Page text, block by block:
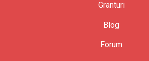
Granturi
Blog
Forum